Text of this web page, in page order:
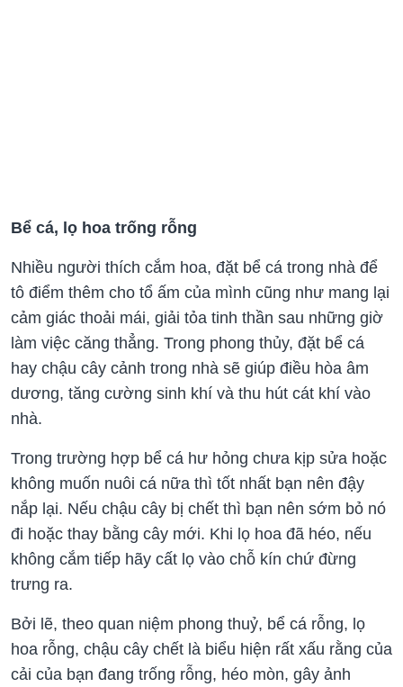
Bể cá, lọ hoa trống rỗng
Nhiều người thích cắm hoa, đặt bể cá trong nhà để
tô điểm thêm cho tổ ấm của mình cũng như mang lại
cảm giác thoải mái, giải tỏa tinh thần sau những giờ
làm việc căng thẳng. Trong phong thủy, đặt bể cá
hay chậu cây cảnh trong nhà sẽ giúp điều hòa âm
dương, tăng cường sinh khí và thu hút cát khí vào
nhà.
Trong trường hợp bể cá hư hỏng chưa kịp sửa hoặc
không muốn nuôi cá nữa thì tốt nhất bạn nên đậy
nắp lại. Nếu chậu cây bị chết thì bạn nên sớm bỏ nó
đi hoặc thay bằng cây mới. Khi lọ hoa đã héo, nếu
không cắm tiếp hãy cất lọ vào chỗ kín chứ đừng
trưng ra.
Bởi lẽ, theo quan niệm phong thuỷ, bể cá rỗng, lọ
hoa rỗng, chậu cây chết là biểu hiện rất xấu rằng của
cải của bạn đang trống rỗng, héo mòn, gây ảnh